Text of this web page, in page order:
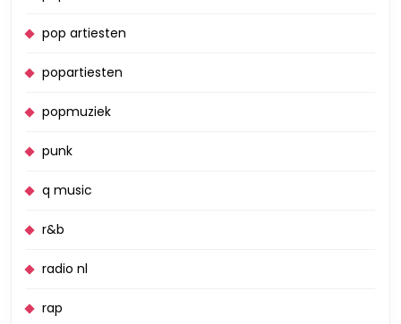
pop artiesten
popartiesten
popmuziek
punk
q music
r&b
radio nl
rap